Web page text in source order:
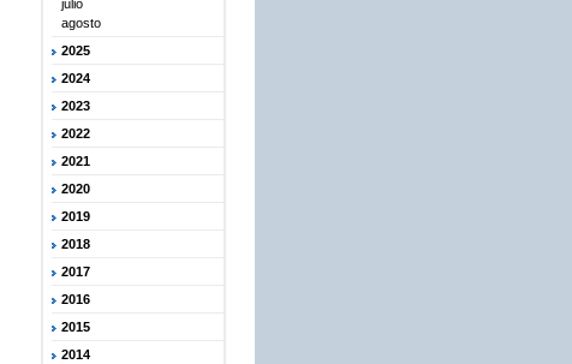
julio
agosto
2025
2024
2023
2022
2021
2020
2019
2018
2017
2016
2015
2014